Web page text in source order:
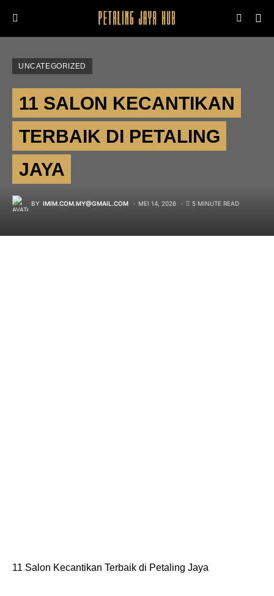
UNCATEGORIZED
11 SALON KECANTIKAN
TERBAIK DI PETALING
JAYA
BY IMIM.COM.MY@GMAIL.COM MEI 14, 2026 5 MINUTE READ
11 Salon Kecantikan Terbaik di Petaling Jaya